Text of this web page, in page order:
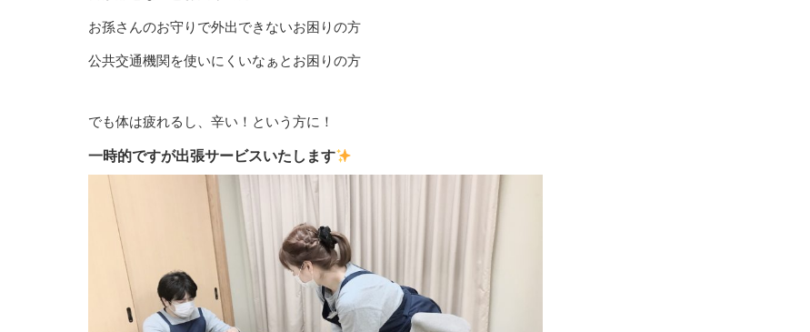
お孫さんのお守りで外出できないお困りの方
公共交通機関を使いにくいなぁとお困りの方
でも体は疲れるし、辛い！という方に！
一時的ですが出張サービスいたします